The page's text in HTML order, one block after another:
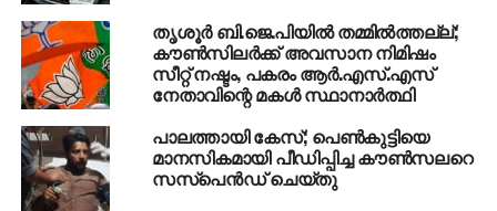
ഭരണഘടന വിഭാവനം ചെയ്യുന്ന സമത്വത്തെയും
ആത്മാഭിമാനത്തോടെ ജീവിക്കാനുള്ള
അവകാശത്തെയും മാനദണ്ഡമാക്കിയാകും
സമീപിക്കുക. ഇതുതന്നെയായിരിക്കും മറ്റെല്ലാ
വ്യക്തിനിയമങ്ങള്‍ക്കും ബാധകമായിരിക്കുക.
എന്നാല്‍ മതാചാരങ്ങളും അനുഷ്ഠാനങ്ങളും
പൗരാവകാശങ്ങളും തമ്മില്‍ വ്യത്യാസമുണ്ടെന്ന്
തൃശൂര്‍ ബി.ജെ.പിയില്‍ തമ്മില്‍ത്തല്ല്;
കൗണ്‍സിലര്‍ക്ക് അവസാന നിമിഷം
സീറ്റ് നഷ്ടം, പകരം ആര്‍.എസ്.എസ്
നേതാവിന്റെ മകള്‍ സ്ഥാനാര്‍ത്ഥി
പാലത്തായി കേസ്; പെൺകുട്ടിയെ
മാനസികമായി പീഡിപ്പിച്ച കൗൺസലറെ
സസ്പെൻഡ് ചെയ്തു